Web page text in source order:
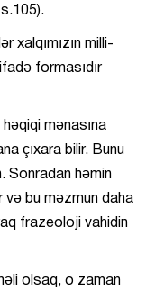
s.105).
milli-
formasıdır
mənasına
çıxara bilir. Bunu
Sonradan həmin
və bu məzmun daha
frazeoloji vahidin
olsaq, o zaman